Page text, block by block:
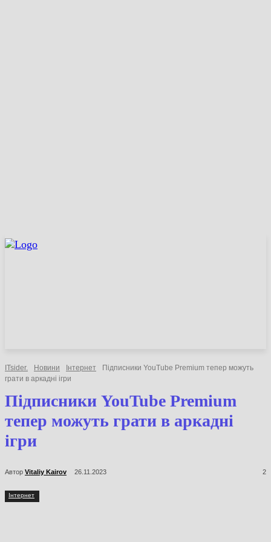
ITsider. Новини Інтернет
Підписники YouTube Premium тепер можуть
грати в аркадні ігри
Підписники YouTube Premium
тепер можуть грати в аркадні
ігри
Автор Vitaliy Kairov 26.11.2023 2
Інтернет